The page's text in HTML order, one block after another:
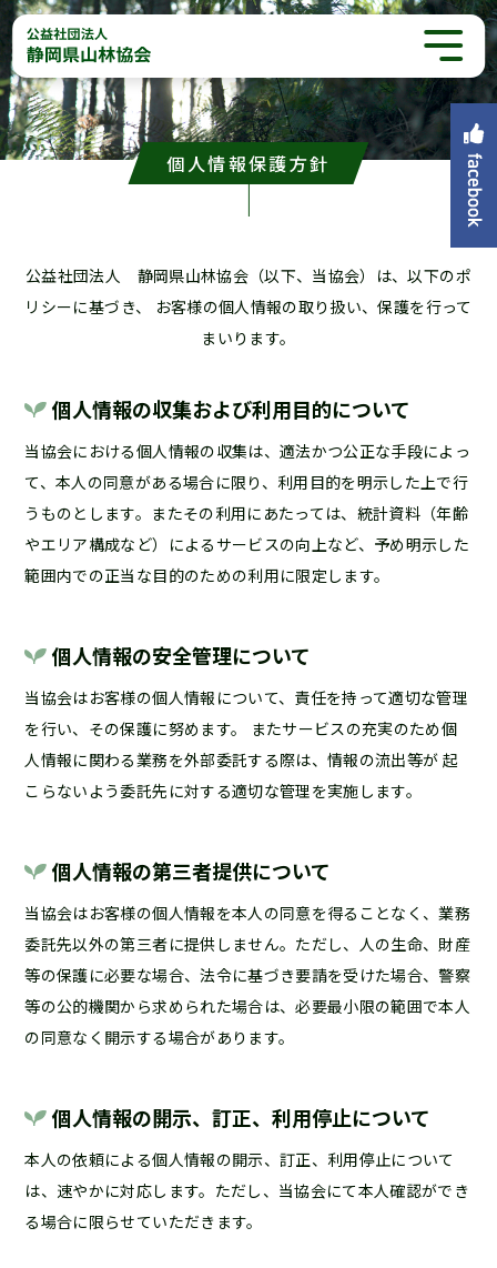
個人情報保護方針
公益社団法人 静岡県山林協会（以下、当協会）は、以下のポ
リシーに基づき、
お客様の個人情報の取り扱い、保護を行って
まいります。
個人情報の収集および利用目的について
当協会における個人情報の収集は、適法かつ公正な手段によっ
て、本人の同意がある場合に限り、利用目的を明示した上で行
うものとします。またその利用にあたっては、統計資料（年齢
やエリア構成など）によるサービスの向上など、予め明示した
範囲内での正当な目的のための利用に限定します。
個人情報の安全管理について
当協会はお客様の個人情報について、責任を持って適切な管理
を行い、その保護に努めます。 またサービスの充実のため個
人情報に関わる業務を外部委託する際は、情報の流出等が 起
こらないよう委託先に対する適切な管理を実施します。
個人情報の第三者提供について
当協会はお客様の個人情報を本人の同意を得ることなく、業務
委託先以外の第三者に提供しません。ただし、人の生命、財産
等の保護に必要な場合、法令に基づき要請を受けた場合、警察
等の公的機関から求められた場合は、必要最小限の範囲で本人
の同意なく開示する場合があります。
個人情報の開示、訂正、利用停止について
本人の依頼による個人情報の開示、訂正、利用停止について
は、速やかに対応します。ただし、当協会にて本人確認ができ
る場合に限らせていただきます。